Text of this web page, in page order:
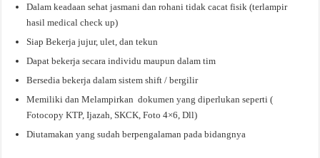
Dalam keadaan sehat jasmani dan rohani tidak cacat fisik (terlampir
hasil medical check up)
Siap Bekerja jujur, ulet, dan tekun
Dapat bekerja secara individu maupun dalam tim
Bersedia bekerja dalam sistem shift / bergilir
Memiliki dan Melampirkan dokumen yang diperlukan seperti (
Fotocopy KTP, Ijazah, SKCK, Foto 4×6, Dll)
Diutamakan yang sudah berpengalaman pada bidangnya